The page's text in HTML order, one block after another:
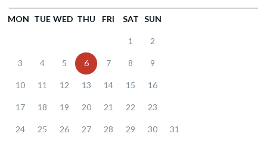
MON TUE WED THU FRI SAT SUN
1 2
3 4 5 6 7 8 9
10 11 12 13 14 15 16
17 18 19 20 21 22 23
24 25 26 27 28 29 30 31